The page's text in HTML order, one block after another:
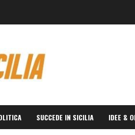
SUCCEDE IN SICILIA IDEE &